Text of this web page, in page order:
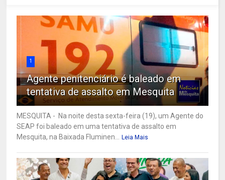
1
Agente penitenciário é baleado em
tentativa de assalto em Mesquita
MESQUITA - Na noite desta sexta-feira (19), um Agente do
SEAP foi baleado em uma tentativa de assalto em
Mesquita, na Baixada Fluminen...
Leia Mais